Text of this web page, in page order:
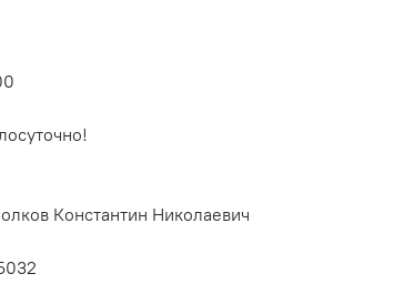
Константин Николаевич